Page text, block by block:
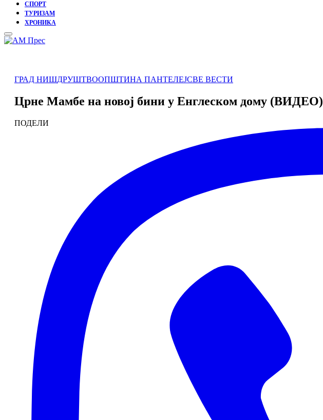
СПОРТ
ТУРИЗАМ
ХРОНИКА
Primary
Menu
ГРАД НИШДРУШТВООПШТИНА ПАНТЕЛЕЈСВЕ ВЕСТИ
Црне Мамбе на новој бини у Енглеском дому (ВИДЕО)
ПОДЕЛИ